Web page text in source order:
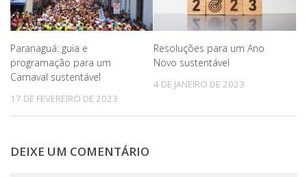
Paranaguá: guia e
programação para um
Carnaval sustentável
17 DE FEVEREIRO DE 2023
Resoluções para um Ano
Novo sustentável
4 DE JANEIRO DE 2023
DEIXE UM COMENTÁRIO